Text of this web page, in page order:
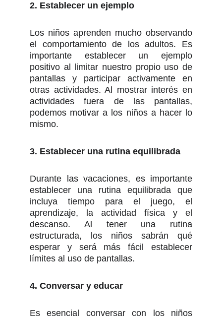
2. Establecer un ejemplo
Los niños aprenden mucho observando
el comportamiento de los adultos. Es
importante establecer un ejemplo
positivo al limitar nuestro propio uso de
pantallas y participar activamente en
otras actividades. Al mostrar interés en
actividades fuera de las pantallas,
podemos motivar a los niños a hacer lo
mismo.
3. Establecer una rutina equilibrada
Durante las vacaciones, es importante
establecer una rutina equilibrada que
incluya tiempo para el juego, el
aprendizaje, la actividad física y el
descanso. Al tener una rutina
estructurada, los niños sabrán qué
esperar y será más fácil establecer
límites al uso de pantallas.
4. Conversar y educar
Es esencial conversar con los niños